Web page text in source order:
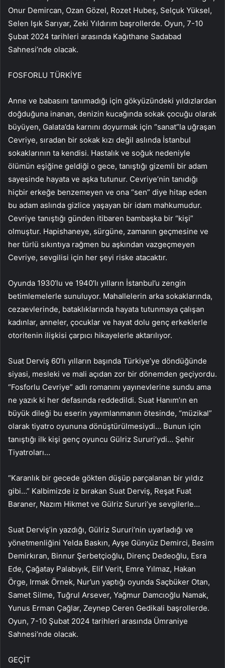
Onur Demircan, Ozan Gözel, Rozet Hubeş, Selçuk Yüksel,
Selen Işık Sarıyar, Zeki Yıldırım başrollerde. Oyun, 7-10
Şubat 2024 tarihleri ​​arasında Kağıthane Sadabad
Sahnesi’nde olacak.
FOSFORLU TÜRKİYE
Anne ve babasını tanımadığı için gökyüzündeki yıldızlardan
doğduğuna inanan, denizin kucağında sokak çocuğu olarak
büyüyen, Galata’da karnını doyurmak için “sanat”la uğraşan
Cevriye, sıradan bir sokak kızı değil aslında İstanbul
sokaklarının ta kendisi. Hastalık ve soğuk nedeniyle
ölümün eşiğine geldiği o gece, tanıştığı gizemli bir adam
sayesinde hayata ve aşka tutunur. Cevriye’nin tanıdığı
hiçbir erkeğe benzemeyen ve ona “sen” diye hitap eden
bu adam aslında gizlice yaşayan bir idam mahkumudur.
Cevriye tanıştığı günden itibaren bambaşka bir “kişi”
olmuştur. Hapishaneye, sürgüne, zamanın geçmesine ve
her türlü sıkıntıya rağmen bu aşkından vazgeçmeyen
Cevriye, sevgilisi için her şeyi riske atacaktır.
Oyunda 1930’lu ve 1940’lı yılların İstanbul’u zengin
betimlemelerle sunuluyor. Mahallelerin arka sokaklarında,
cezaevlerinde, bataklıklarında hayata tutunmaya çalışan
kadınlar, anneler, çocuklar ve hayat dolu genç erkeklerle
otoritenin ilişkisi çarpıcı hikayelerle aktarılıyor.
Suat Derviş 60’lı yılların başında Türkiye’ye döndüğünde
siyasi, mesleki ve mali açıdan zor bir dönemden geçiyordu.
“Fosforlu Cevriye” adlı romanını yayınevlerine sundu ama
ne yazık ki her defasında reddedildi. Suat Hanım’ın en
büyük dileği bu eserin yayımlanmanın ötesinde, “müzikal”
olarak tiyatro oyununa dönüştürülmesiydi… Bunun için
tanıştığı ilk kişi genç oyuncu Gülriz Sururi’ydi… Şehir
Tiyatroları…
“Karanlık bir gecede gökten düşüp parçalanan bir yıldız
gibi…” Kalbimizde iz bırakan Suat Derviş, Reşat Fuat
Baraner, Nazım Hikmet ve Gülriz Sururi’ye sevgilerle…
Suat Derviş’in yazdığı, Gülriz Sururi’nin uyarladığı ve
yönetmenliğini Yelda Baskın, Ayşe Günyüz Demirci, Besim
Demirkıran, Binnur Şerbetçioğlu, Direnç Dedeoğlu, Esra
Ede, Çağatay Palabıyık, Elif Verit, Emre Yılmaz, Hakan
Örge, Irmak Örnek, Nur’un yaptığı oyunda Saçbüker Otan,
Samet Silme, Tuğrul Arsever, Yağmur Damcıoğlu Namak,
Yunus Erman Çağlar, Zeynep Ceren Gedikali başrollerde.
Oyun, 7-10 Şubat 2024 tarihleri ​​arasında Ümraniye
Sahnesi’nde olacak.
GEÇİT